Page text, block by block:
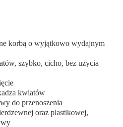
korbą o wyjątkowo wydajnym
szybko, cicho, bez użycia
kwiatów
do przenoszenia
oraz plastikowej,